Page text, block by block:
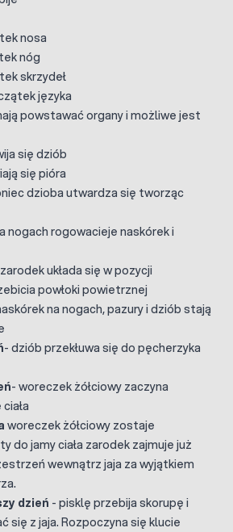
nosa
nóg
skrzydeł
języka
powstawać organy i możliwe jest
się dziób
się pióra
dzioba utwardza się tworząc
nogach rogowacieje naskórek i
układa się w pozycji
powłoki powietrznej
na nogach, pazury i dziób stają
- dziób przekłuwa się do pęcherzyka
- woreczek żółciowy zaczyna
woreczek żółciowy zostaje
do jamy ciała zarodek zajmuje już
wewnątrz jaja za wyjątkiem
dzień - pisklę przebija skorupę i
się z jaja. Rozpoczyna się klucie